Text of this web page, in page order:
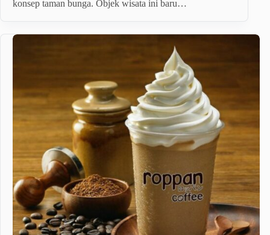
konsep taman bunga. Objek wisata ini baru…